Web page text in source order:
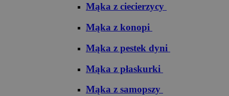
Mąka z ciecierzycy
Mąka z konopi
Mąka z pestek dyni
Mąka z płaskurki
Mąka z samopszy